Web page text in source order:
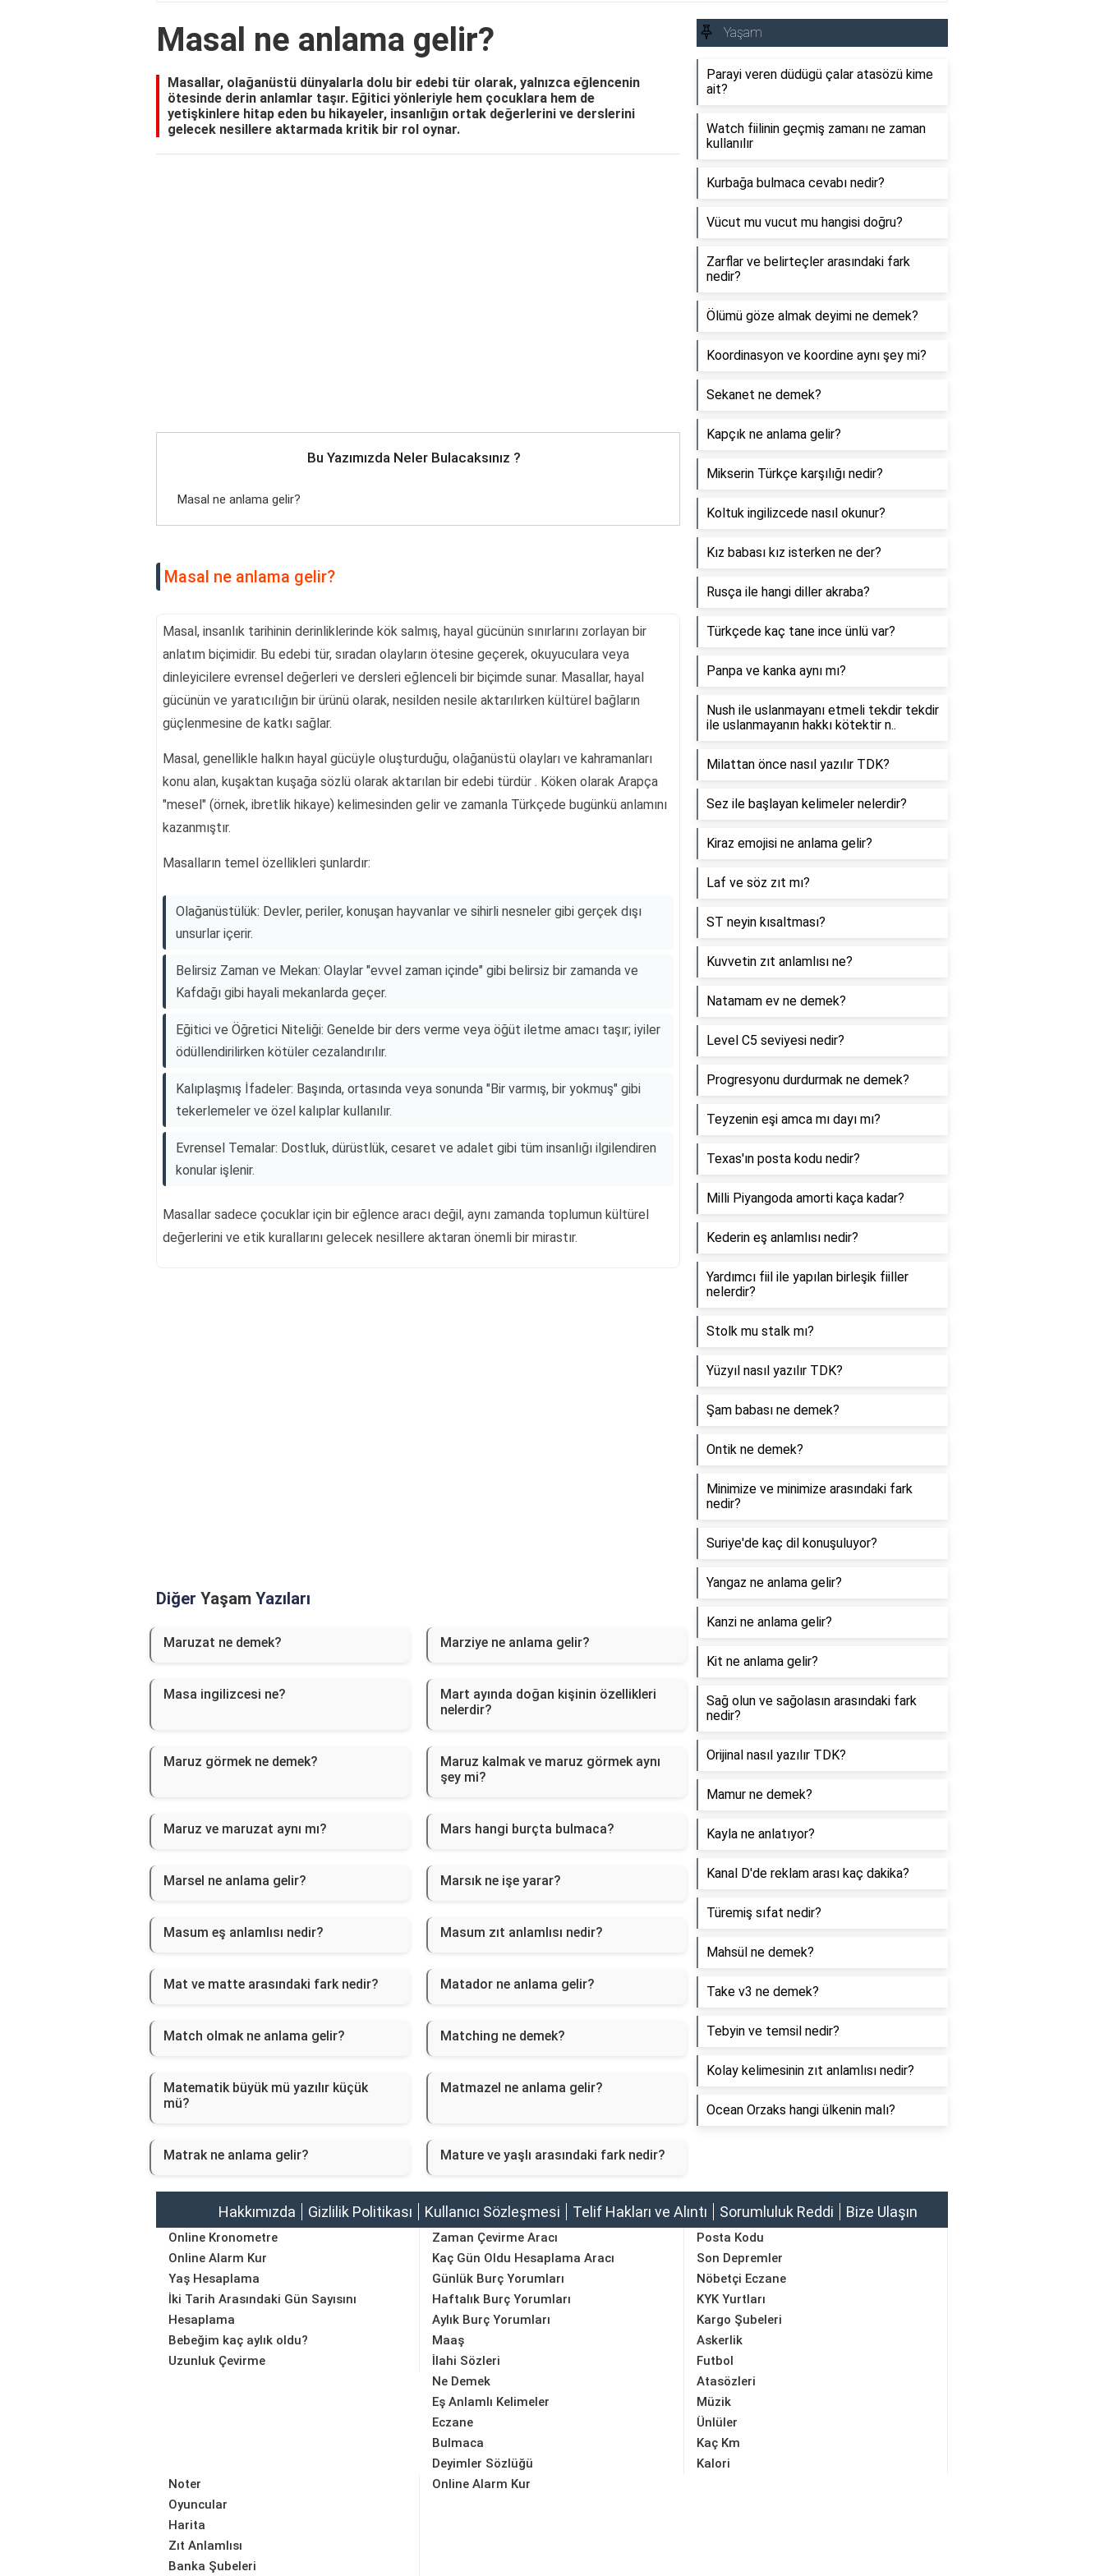
Masal ne anlama gelir?
Masallar, olağanüstü dünyalarla dolu bir edebi tür olarak, yalnızca eğlencenin
ötesinde derin anlamlar taşır. Eğitici yönleriyle hem çocuklara hem de
yetişkinlere hitap eden bu hikayeler, insanlığın ortak değerlerini ve derslerini
gelecek nesillere aktarmada kritik bir rol oynar.
Bu Yazımızda Neler Bulacaksınız ?
Masal ne anlama gelir?
Masal ne anlama gelir?
Masal, insanlık tarihinin derinliklerinde kök salmış, hayal gücünün sınırlarını zorlayan bir
anlatım biçimidir. Bu edebi tür, sıradan olayların ötesine geçerek, okuyuculara veya
dinleyicilere evrensel değerleri ve dersleri eğlenceli bir biçimde sunar. Masallar, hayal
gücünün ve yaratıcılığın bir ürünü olarak, nesilden nesile aktarılırken kültürel bağların
güçlenmesine de katkı sağlar.
Masal, genellikle halkın hayal gücüyle oluşturduğu, olağanüstü olayları ve kahramanları
konu alan, kuşaktan kuşağa sözlü olarak aktarılan bir edebi türdür . Köken olarak Arapça
"mesel" (örnek, ibretlik hikaye) kelimesinden gelir ve zamanla Türkçede bugünkü anlamını
kazanmıştır.
Masalların temel özellikleri şunlardır:
Olağanüstülük: Devler, periler, konuşan hayvanlar ve sihirli nesneler gibi gerçek dışı
unsurlar içerir.
Belirsiz Zaman ve Mekan: Olaylar "evvel zaman içinde" gibi belirsiz bir zamanda ve
Kafdağı gibi hayali mekanlarda geçer.
Eğitici ve Öğretici Niteliği: Genelde bir ders verme veya öğüt iletme amacı taşır; iyiler
ödüllendirilirken kötüler cezalandırılır.
Kalıplaşmış İfadeler: Başında, ortasında veya sonunda "Bir varmış, bir yokmuş" gibi
tekerlemeler ve özel kalıplar kullanılır.
Evrensel Temalar: Dostluk, dürüstlük, cesaret ve adalet gibi tüm insanlığı ilgilendiren
konular işlenir.
Masallar sadece çocuklar için bir eğlence aracı değil, aynı zamanda toplumun kültürel
değerlerini ve etik kurallarını gelecek nesillere aktaran önemli bir mirastır.
Diğer Yaşam Yazıları
Maruzat ne demek? Marziye ne anlama gelir?
Masa ingilizcesi ne?
Mart ayında doğan kişinin özellikleri
nelerdir?
Maruz görmek ne demek?
Maruz kalmak ve maruz görmek aynı
şey mi?
Maruz ve maruzat aynı mı? Mars hangi burçta bulmaca?
Marsel ne anlama gelir? Marsık ne işe yarar?
Masum eş anlamlısı nedir? Masum zıt anlamlısı nedir?
Mat ve matte arasındaki fark nedir? Matador ne anlama gelir?
Match olmak ne anlama gelir? Matching ne demek?
Matematik büyük mü yazılır küçük
mü?
Matmazel ne anlama gelir?
Matrak ne anlama gelir? Mature ve yaşlı arasındaki fark nedir?
Yaşam
Parayi veren düdügü çalar atasözü kime
ait?
Watch fiilinin geçmiş zamanı ne zaman
kullanılır
Kurbağa bulmaca cevabı nedir?
Vücut mu vucut mu hangisi doğru?
Zarflar ve belirteçler arasındaki fark
nedir?
Ölümü göze almak deyimi ne demek?
Koordinasyon ve koordine aynı şey mi?
Sekanet ne demek?
Kapçık ne anlama gelir?
Mikserin Türkçe karşılığı nedir?
Koltuk ingilizcede nasıl okunur?
Kız babası kız isterken ne der?
Rusça ile hangi diller akraba?
Türkçede kaç tane ince ünlü var?
Panpa ve kanka aynı mı?
Nush ile uslanmayanı etmeli tekdir tekdir
ile uslanmayanın hakkı kötektir n..
Milattan önce nasıl yazılır TDK?
Sez ile başlayan kelimeler nelerdir?
Kiraz emojisi ne anlama gelir?
Laf ve söz zıt mı?
ST neyin kısaltması?
Kuvvetin zıt anlamlısı ne?
Natamam ev ne demek?
Level C5 seviyesi nedir?
Progresyonu durdurmak ne demek?
Teyzenin eşi amca mı dayı mı?
Texas'ın posta kodu nedir?
Milli Piyangoda amorti kaça kadar?
Kederin eş anlamlısı nedir?
Yardımcı fiil ile yapılan birleşik fiiller
nelerdir?
Stolk mu stalk mı?
Yüzyıl nasıl yazılır TDK?
Şam babası ne demek?
Ontik ne demek?
Minimize ve minimize arasındaki fark
nedir?
Suriye'de kaç dil konuşuluyor?
Yangaz ne anlama gelir?
Kanzi ne anlama gelir?
Kit ne anlama gelir?
Sağ olun ve sağolasın arasındaki fark
nedir?
Orijinal nasıl yazılır TDK?
Mamur ne demek?
Kayla ne anlatıyor?
Kanal D'de reklam arası kaç dakika?
Türemiş sıfat nedir?
Mahsül ne demek?
Take v3 ne demek?
Tebyin ve temsil nedir?
Kolay kelimesinin zıt anlamlısı nedir?
Ocean Orzaks hangi ülkenin malı?
Hakkımızda Gizlilik Politikası Kullanıcı Sözleşmesi Telif Hakları ve Alıntı Sorumluluk Reddi Bize Ulaşın
Online Kronometre
Online Alarm Kur
Yaş Hesaplama
İki Tarih Arasındaki Gün Sayısını
Hesaplama
Bebeğim kaç aylık oldu?
Uzunluk Çevirme
Zaman Çevirme Aracı
Kaç Gün Oldu Hesaplama Aracı
Günlük Burç Yorumları
Haftalık Burç Yorumları
Aylık Burç Yorumları
Maaş
Posta Kodu
Son Depremler
Nöbetçi Eczane
KYK Yurtları
Kargo Şubeleri
Askerlik
İlahi Sözleri
Ne Demek
Eş Anlamlı Kelimeler
Eczane
Bulmaca
Deyimler Sözlüğü
Futbol
Atasözleri
Müzik
Ünlüler
Kaç Km
Kalori
Noter
Oyuncular
Harita
Zıt Anlamlısı
Banka Şubeleri
Online Alarm Kur